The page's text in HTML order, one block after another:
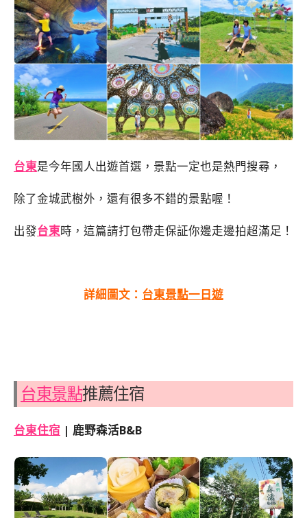
台東是今年國人出遊首選，景點一定也是熱門搜尋，
除了金城武樹外，還有很多不錯的景點喔！
出發台東時，這篇請打包帶走保証你邊走邊拍超滿足！
詳細圖文： 台東景點一日遊
台東景點推薦住宿
台東住宿 | 鹿野森活B&B